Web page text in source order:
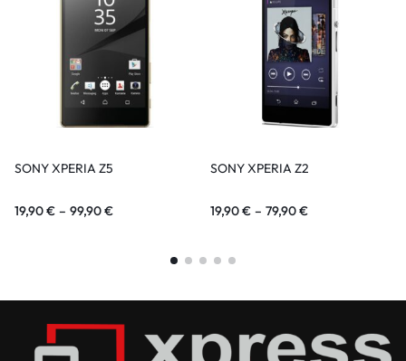
SONY XPERIA Z5
19,90€ – 99,90€
SONY XPERIA Z2
19,90€ – 79,90€